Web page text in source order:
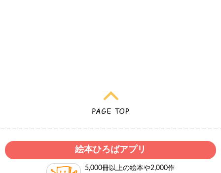
絵本ひろばアプリ
5,000冊以上の絵本や2,000作